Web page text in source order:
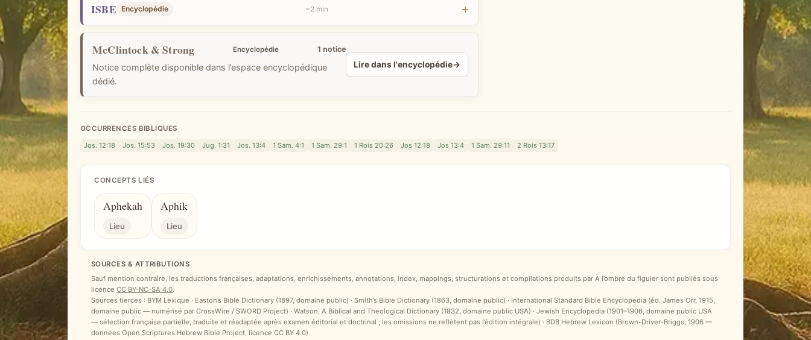
ISBE Encyclopédie ~2 min
McClintock & Strong Encyclopédie 1 notice
Notice complète disponible dans l’espace encyclopédique
dédié.
Lire dans l'encyclopédie→
OCCURRENCES BIBLIQUES
Jos. 12:18
Jos. 15:53 Jos. 19:30 Jug. 1:31 Jos. 13:4 1 Sam. 4:1 1 Sam. 29:1 1 Rois 20:26 Jos 12:18 Jos 13:4 1 Sam. 29:11 2 Rois 13:17
CONCEPTS LIÉS
Aphekah
Lieu
Aphik
Lieu
SOURCES & ATTRIBUTIONS
Sauf mention contraire, les traductions françaises, adaptations, enrichissements, annotations, index, mappings, structurations et compilations produits par À l’ombre du figuier sont publiés sous
licence CC BY-NC-SA 4.0.
Sources tierces : BYM Lexique · Easton’s Bible Dictionary (1897, domaine public) · Smith’s Bible Dictionary (1863, domaine public) · International Standard Bible Encyclopedia (éd. James Orr, 1915,
domaine public — numérisé par CrossWire / SWORD Project) · Watson, A Biblical and Theological Dictionary (1832, domaine public USA) · Jewish Encyclopedia (1901–1906, domaine public USA
— sélection française partielle, traduite et réadaptée après examen éditorial et doctrinal ; les omissions ne reflètent pas l’édition intégrale) · BDB Hebrew Lexicon (Brown-Driver-Briggs, 1906 —
données Open Scriptures Hebrew Bible Project, licence CC BY 4.0)